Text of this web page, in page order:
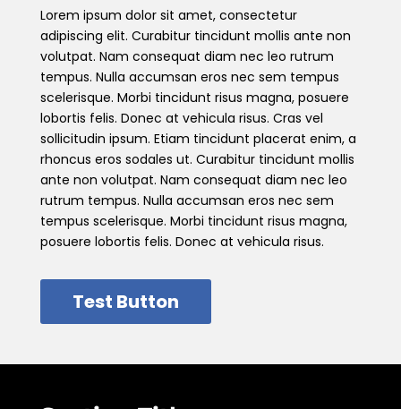
Lorem ipsum dolor sit amet, consectetur
adipiscing elit. Curabitur tincidunt mollis ante non
volutpat. Nam consequat diam nec leo rutrum
tempus. Nulla accumsan eros nec sem tempus
scelerisque. Morbi tincidunt risus magna, posuere
lobortis felis. Donec at vehicula risus. Cras vel
sollicitudin ipsum. Etiam tincidunt placerat enim, a
rhoncus eros sodales ut. Curabitur tincidunt mollis
ante non volutpat. Nam consequat diam nec leo
rutrum tempus. Nulla accumsan eros nec sem
tempus scelerisque. Morbi tincidunt risus magna,
posuere lobortis felis. Donec at vehicula risus.
Test Button